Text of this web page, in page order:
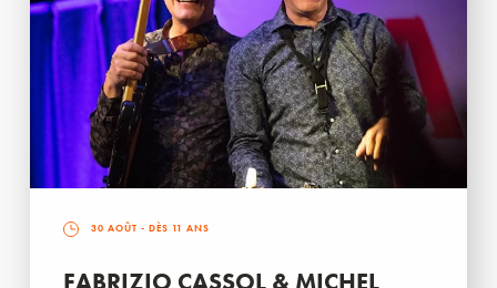
30 AOÛT - DÈS 11 ANS